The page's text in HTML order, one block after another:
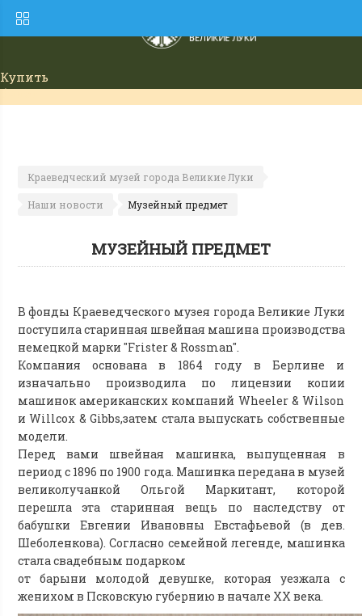
Купить
билет
Краеведческий музей города Великие Луки
Наши новости Музейный предмет
МУЗЕЙНЫЙ ПРЕДМЕТ
В фонды Краеведческого музея города Великие Луки
поступила старинная швейная машина производства
немецкой марки "Frister & Rossman".
Компания основана в 1864 году в Берлине и
изначально производила по лицензии копии
машинок американских компаний Wheeler & Wilson
и Willcox & Gibbs,затем стала выпускать собственные
модели.
Перед вами швейная машинка, выпущенная в
период с 1896 по 1900 года. Машинка передана в музей
великолучанкой Ольгой Маркитант, которой
перешла эта старинная вещь по наследству от
бабушки Евгении Ивановны Евстафьевой (в дев.
Шеболенкова). Согласно семейной легенде, машинка
стала свадебным подарком
от барыни молодой девушке, которая уезжала с
женихом в Псковскую губернию в начале ХХ века.